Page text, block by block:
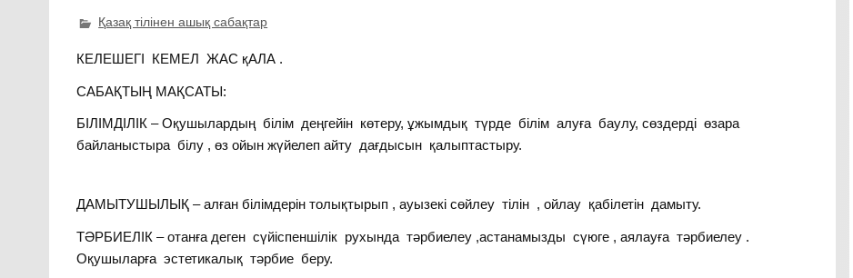
Қазақ тілінен ашық сабақтар
КЕЛЕШЕГІ КЕМЕЛ ЖАС қАЛА .
САБАҚТЫҢ МАҚСАТЫ:
БІЛІМДІЛІК – Оқушылардың білім деңгейін көтеру, ұжымдық түрде білім алуға баулу, сөздерді өзара
байланыстыра білу , өз ойын жүйелеп айту дағдысын қалыптастыру.
ДАМЫТУШЫЛЫҚ – алған білімдерін толықтырып , ауызекі сөйлеу тілін , ойлау қабілетін дамыту.
ТӘРБИЕЛІК – отанға деген сүйіспеншілік рухында тәрбиелеу ,астанамызды сүюге , аялауға тәрбиелеу .
Оқушыларға эстетикалық тәрбие беру.